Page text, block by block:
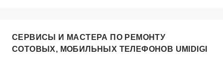
СЕРВИСЫ И МАСТЕРА ПО РЕМОНТУ
СОТОВЫХ, МОБИЛЬНЫХ ТЕЛЕФОНОВ UMIDIGI